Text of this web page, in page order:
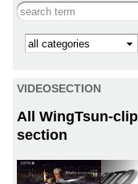
Search this site
Kategorie
VIDEOSECTION
All WingTsun-
section